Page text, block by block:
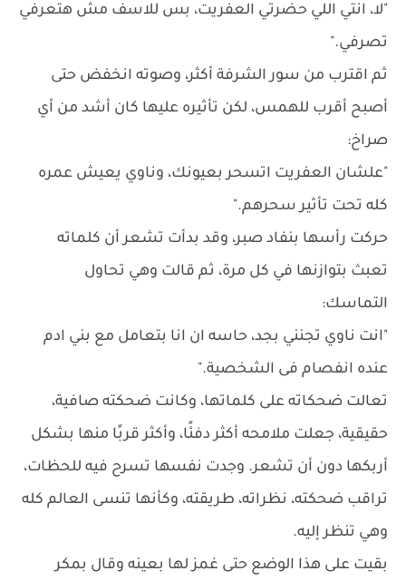
"لا، انتي اللي حضرتي العفريت، بس للاسف مش هتعرفي
تصرفي."
ثم اقترب من سور الشرفة أكثر، وصوته انخفض حتى
أصبح أقرب للهمس، لكن تأثيره عليها كان أشد من أي
صراخ:
"علشان العفريت اتسحر بعيونك، وناوي يعيش عمره
كله تحت تأثير سحرهم."
حركت رأسها بنفاد صبر، وقد بدأت تشعر أن كلماته
تعبث بتوازنها في كل مرة، ثم قالت وهي تحاول
التماسك:
"انت ناوي تجنني بجد، حاسه ان انا بتعامل مع بني ادم
عنده انفصام فى الشخصية."
تعالت ضحكاته على كلماتها، وكانت ضحكته صافية،
حقيقية، جعلت ملامحه أكثر دفئًا، وأكثر قربًا منها بشكل
أربكها دون أن تشعر. وجدت نفسها تسرح فيه للحظات،
تراقب ضحكته، نظراته، طريقته، وكأنها تنسى العالم كله
وهي تنظر إليه.
بقيت على هذا الوضع حتى غمز لها بعينه وقال بمكر